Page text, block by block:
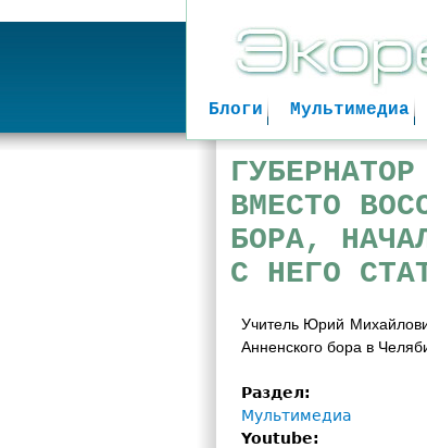
Мультимедиа
Блоги
ВМЕСТО
БОРА,
С НЕГО
Учитель Юрий
Анненского бора в
Раздел:
Мультимедиа
Youtube: